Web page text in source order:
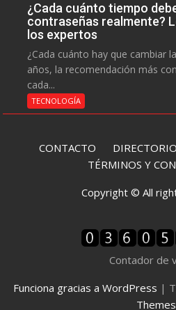
¿Cada cuánto tiempo
contraseñas realmente?
los expertos
¿Cada cuánto hay que cambiar
años, la recomendación más
cada...
TECNOLOGÍA
CONTACTO DIRECTORIO
TÉRMINOS Y
Copyright © All
Contador de
Funciona gracias a WordPress |
Themes